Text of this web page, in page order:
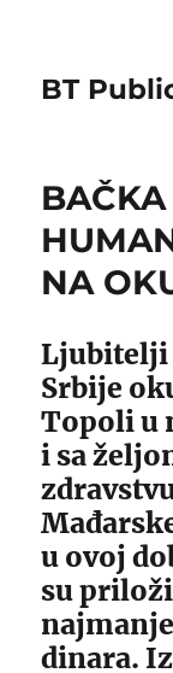
BT
NA
Ljubitelji
Srbije
Topoli u
i sa
u ovoj
su
dinara.